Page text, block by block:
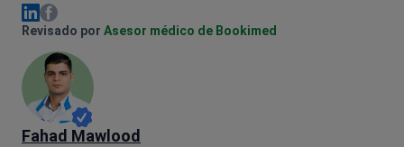
Olena Sikoza Linkedin
Olena Sikoza Facebook
Revisado por Asesor médico de Bookimed
Fahad Mawlood